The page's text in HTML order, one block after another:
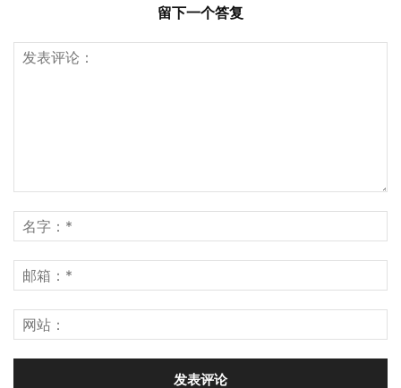
留下一个答复